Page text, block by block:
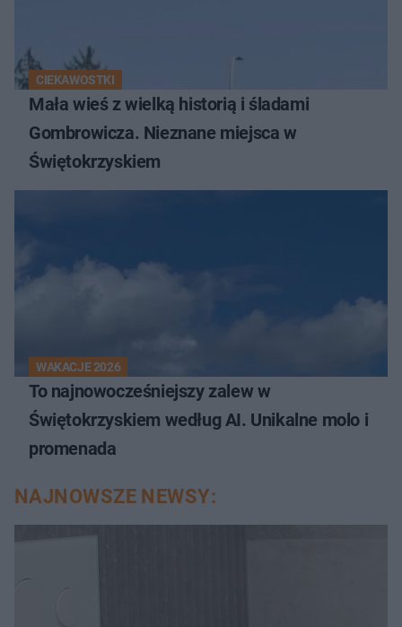
CIEKAWOSTKI
Mała wieś z wielką historią i śladami
Gombrowicza. Nieznane miejsca w
Świętokrzyskiem
WAKACJE 2026
To najnowocześniejszy zalew w
Świętokrzyskiem według AI. Unikalne molo i
promenada
NAJNOWSZE NEWSY: